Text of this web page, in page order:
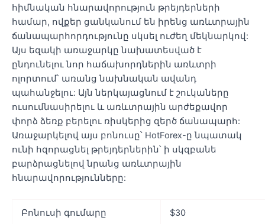
հիմնական հնարավորություն թրեյդերների
համար, ովքեր ցանկանում են իրենց առևտրային
ճանապարհորդությունը սկսել ուժեղ մեկնարկով:
Այս եզակի առաջարկը նախատեսված է
ընդունելու նոր հաճախորդներին առևտրի
ոլորտում՝ առանց նախնական ավանդ
պահանջելու: Այն ներկայացնում է շուկաները
ուսումնասիրելու և առևտրային արժեքավոր
փորձ ձեռք բերելու ռիսկերից զերծ ճանապարհ:
Առաջարկելով այս բոնուսը՝ HotForex-ը նպատակ
ունի հզորացնել թրեյդերներին՝ ի սկզբանե
բարձրացնելով նրանց առևտրային
հնարավորությունները:
Բոնուսի գումարը $30